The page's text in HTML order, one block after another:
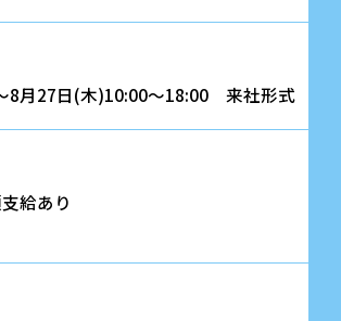
8月27日(木)10:00～18:00 来社形式
給あり